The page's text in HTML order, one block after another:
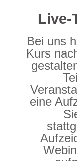
Live-
Bei uns
Kurs
eine